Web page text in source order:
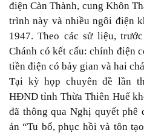
điện Càn Thành, cung Khôn
trình này và nhiều ngôi điện
1947. Theo các sử liệu,
Chánh có kết cấu: chính điện
tiền điện có bảy gian và hai
Tại kỳ họp chuyên đề lần
HĐND tỉnh Thừa Thiên Huế
đã thông qua Nghị quyết phê
án “Tu bổ, phục hồi và tôn